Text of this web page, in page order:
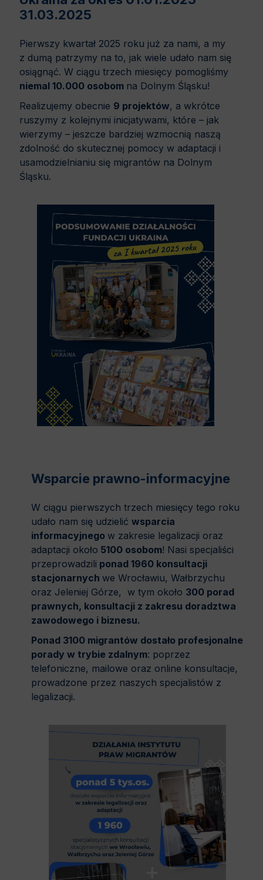
31.03.2025
Pierwszy kwartał 2025 roku już za nami, a my
z dumą patrzymy na to, jak wiele udało nam się
osiągnąć. W ciągu trzech miesięcy pomogliśmy
niemal 10.000 osobom na Dolnym Śląsku!
Realizujemy obecnie 9 projektów, a wkrótce
ruszymy z kolejnymi inicjatywami, które – jak
wierzymy – jeszcze bardziej wzmocnią naszą
zdolność do skutecznej pomocy w adaptacji i
usamodzielnianiu się migrantów na Dolnym
Śląsku.
Wsparcie prawno-informacyjne
W ciągu pierwszych trzech miesięcy tego roku
udało nam się udzielić wsparcia
informacyjnego w zakresie legalizacji oraz
adaptacji około 5100 оsobom! Nasi specjaliści
przeprowadzili ponad 1960 konsultacji
stacjonarnych we Wrocławiu, Wałbrzychu
oraz Jeleniej Górze, w tym około 300 porad
prawnych, konsultacji z zakresu doradztwa
zawodowego i biznesu.
Ponad 3100 migrantów dostało profesjonalne
porady w trybie zdalnym: poprzez
telefoniczne, mailowe oraz online konsultacje,
prowadzone przez naszych specjalistów z
legalizacji.